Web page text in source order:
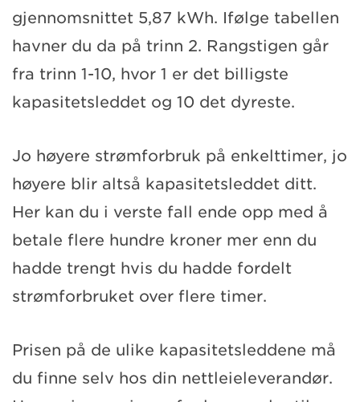
gjennomsnittet 5,87 kWh. Ifølge tabellen
havner du da på trinn 2. Rangstigen går
fra trinn 1-10, hvor 1 er det billigste
kapasitetsleddet og 10 det dyreste.
Jo høyere strømforbruk på enkelttimer, jo
høyere blir altså kapasitetsleddet ditt.
Her kan du i verste fall ende opp med å
betale flere hundre kroner mer enn du
hadde trengt hvis du hadde fordelt
strømforbruket over flere timer.
Prisen på de ulike kapasitetsleddene må
du finne selv hos din nettleieleverandør.